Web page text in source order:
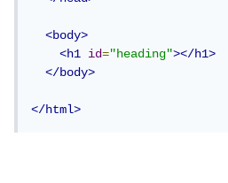
<body>
<h1
id="heading"></h1>
</body>
</html>